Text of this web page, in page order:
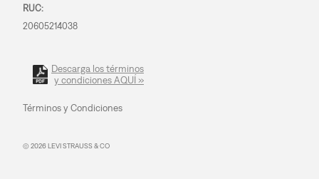
RUC:
20605214038
Descarga los términos
y condiciones AQUÍ »
Términos y Condiciones
© 2026 LEVI STRAUSS & CO